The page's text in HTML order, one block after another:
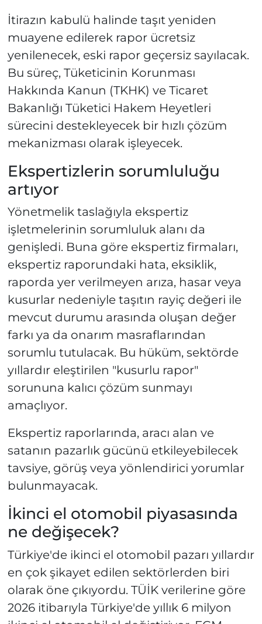
İtirazın kabulü halinde taşıt yeniden
muayene edilerek rapor ücretsiz
yenilenecek, eski rapor geçersiz sayılacak.
Bu süreç, Tüketicinin Korunması
Hakkında Kanun (TKHK) ve Ticaret
Bakanlığı Tüketici Hakem Heyetleri
sürecini destekleyecek bir hızlı çözüm
mekanizması olarak işleyecek.
Ekspertizlerin sorumluluğu
artıyor
Yönetmelik taslağıyla ekspertiz
işletmelerinin sorumluluk alanı da
genişledi. Buna göre ekspertiz firmaları,
ekspertiz raporundaki hata, eksiklik,
raporda yer verilmeyen arıza, hasar veya
kusurlar nedeniyle taşıtın rayiç değeri ile
mevcut durumu arasında oluşan değer
farkı ya da onarım masraflarından
sorumlu tutulacak. Bu hüküm, sektörde
yıllardır eleştirilen "kusurlu rapor"
sorununa kalıcı çözüm sunmayı
amaçlıyor.
Ekspertiz raporlarında, aracı alan ve
satanın pazarlık gücünü etkileyebilecek
tavsiye, görüş veya yönlendirici yorumlar
bulunmayacak.
İkinci el otomobil piyasasında
ne değişecek?
Türkiye'de ikinci el otomobil pazarı yıllardır
en çok şikayet edilen sektörlerden biri
olarak öne çıkıyordu. TÜİK verilerine göre
2026 itibarıyla Türkiye'de yıllık 6 milyon